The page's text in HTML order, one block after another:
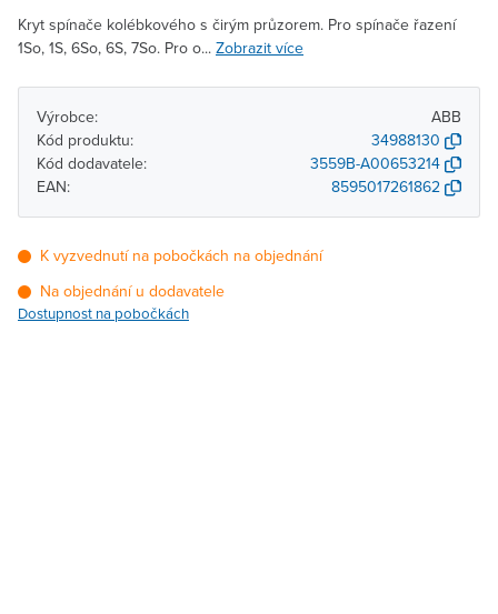
Kryt spínače kolébkového s čirým průzorem. Pro spínače řazení
1So, 1S, 6So, 6S, 7So. Pro o... Zobrazit více
Výrobce:
ABB
Kód produktu:
34988130
Kód dodavatele:
3559B-A00653214
EAN:
8595017261862
K vyzvednutí na pobočkách na objednání
Na objednání u dodavatele
Dostupnost na pobočkách